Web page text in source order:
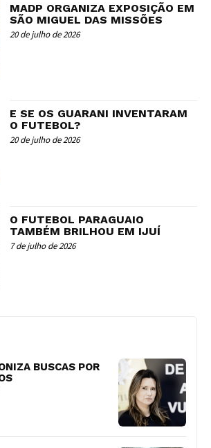
MADP ORGANIZA EXPOSIÇÃO EM
SÃO MIGUEL DAS MISSÕES
20 de julho de 2026
E SE OS GUARANI INVENTARAM
O FUTEBOL?
20 de julho de 2026
O FUTEBOL PARAGUAIO
TAMBÉM BRILHOU EM IJUÍ
7 de julho de 2026
BUSCAS POR